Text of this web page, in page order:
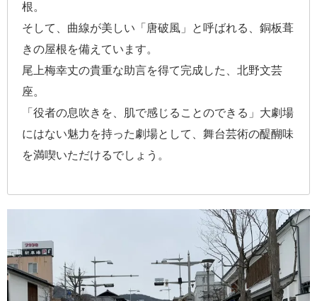
根。
そして、曲線が美しい「唐破風」と呼ばれる、銅板葺
きの屋根を備えています。
尾上梅幸丈の貴重な助言を得て完成した、北野文芸
座。
「役者の息吹きを、肌で感じることのできる」大劇場
にはない魅力を持った劇場として、舞台芸術の醍醐味
を満喫いただけるでしょう。